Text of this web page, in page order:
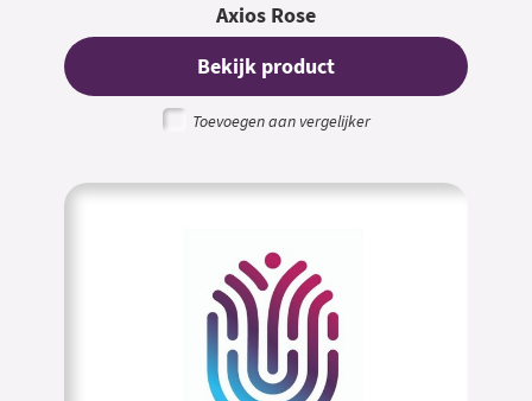
Axios Rose
Bekijk product
Toevoegen aan vergelijker